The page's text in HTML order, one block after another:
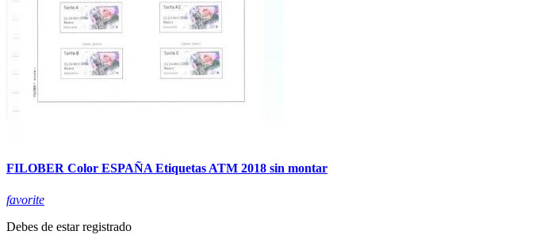
FILOBER Color ESPAÑA Etiquetas ATM 2018 sin montar
favorite
Debes de estar registrado